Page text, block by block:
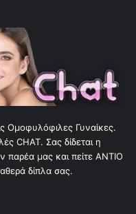
Ομοφυλόφιλες Γυναίκες.
CHAT. Σας δίδεται η
παρέα μας και πείτε ΑΝΤΙΟ
δίπλα σας.